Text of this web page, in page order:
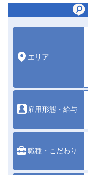
エリア
雇用形態・給与
職種・こだわり